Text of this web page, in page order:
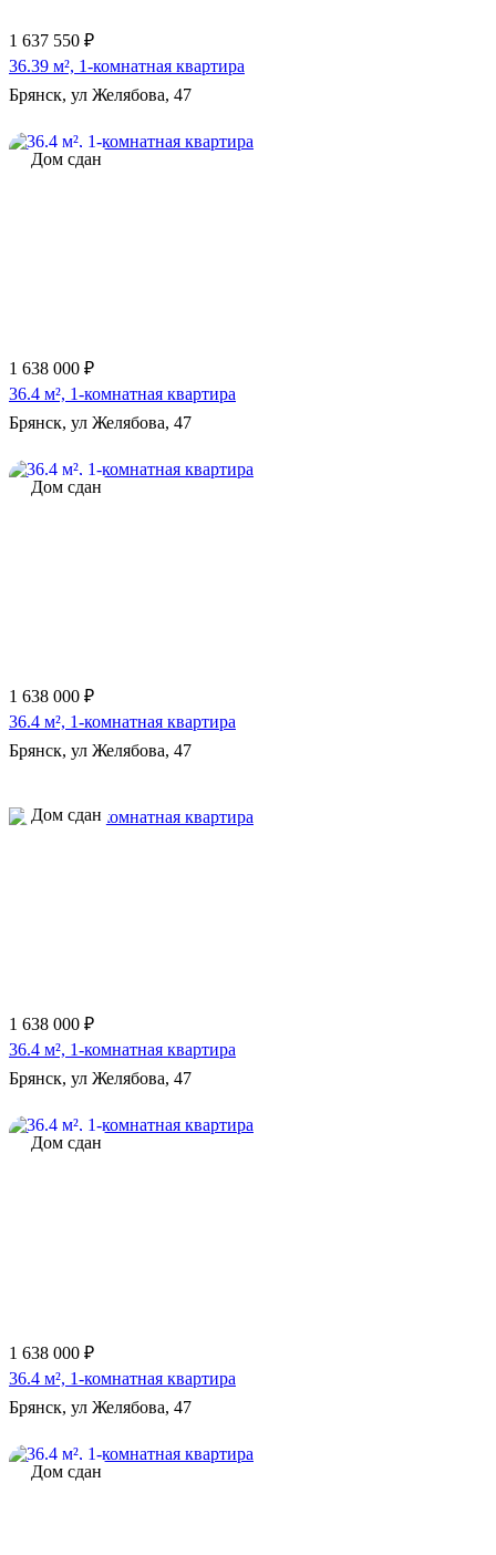
1 637 550 ₽
36.39 м², 1-комнатная квартира
Брянск, ул Желябова, 47
Дом сдан
1 638 000 ₽
36.4 м², 1-комнатная квартира
Брянск, ул Желябова, 47
Дом сдан
1 638 000 ₽
36.4 м², 1-комнатная квартира
Брянск, ул Желябова, 47
Дом сдан
1 638 000 ₽
36.4 м², 1-комнатная квартира
Брянск, ул Желябова, 47
Дом сдан
1 638 000 ₽
36.4 м², 1-комнатная квартира
Брянск, ул Желябова, 47
Дом сдан